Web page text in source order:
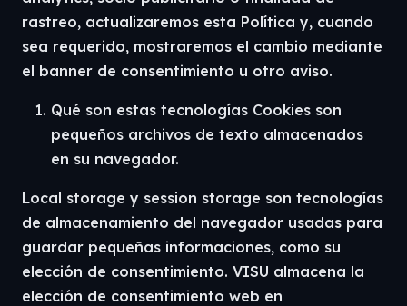
rastreo, actualizaremos esta Política y, cuando
sea requerido, mostraremos el cambio mediante
el banner de consentimiento u otro aviso.
Qué son estas tecnologías Cookies son
pequeños archivos de texto almacenados
en su navegador.
Local storage y session storage son tecnologías
de almacenamiento del navegador usadas para
guardar pequeñas informaciones, como su
elección de consentimiento. VISU almacena la
elección de consentimiento web en